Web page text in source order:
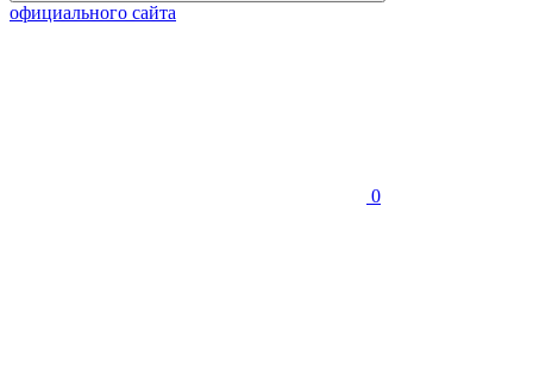
официального сайта
0